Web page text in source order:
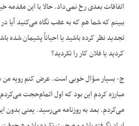
اتفاقات بعدی رخ نمی‌داد. حالا با این مقدمه
ببینم که شما هم که به عقب نگاه می‌کنید
تجدید نظر کرده باشید یا احیاناً پشیمان شده
کردید یا فلان کار را نکردید؟
ج- بسیار سؤال خوبی است. عرض کنم رویه من
مبارزه کردم این بود که اول اتمام‌حجت
می‌کردم. بعد به روزنامه می‌رسید. یعنی بدون